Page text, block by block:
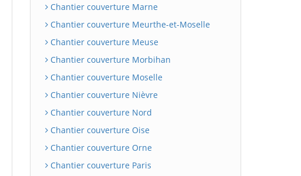
Chantier couverture Marne
Chantier couverture Meurthe-et-Moselle
Chantier couverture Meuse
Chantier couverture Morbihan
Chantier couverture Moselle
Chantier couverture Nièvre
Chantier couverture Nord
Chantier couverture Oise
Chantier couverture Orne
Chantier couverture Paris